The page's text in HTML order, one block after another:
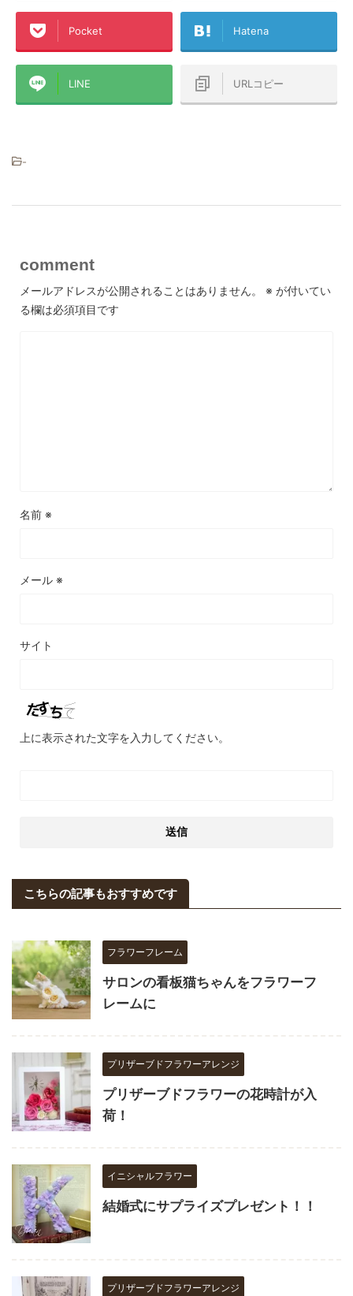
Pocket Hatena
LINE URLコピー
-
comment
メールアドレスが公開されることはありません。 ※ が付いてい
る欄は必須項目です
名前 ※
メール ※
サイト
上に表示された文字を入力してください。
こちらの記事もおすすめです
フラワーフレーム
サロンの看板猫ちゃんをフラワーフ
レームに
プリザーブドフラワーアレンジ
プリザーブドフラワーの花時計が入
荷！
イニシャルフラワー
結婚式にサプライズプレゼント！！
プリザーブドフラワーアレンジ